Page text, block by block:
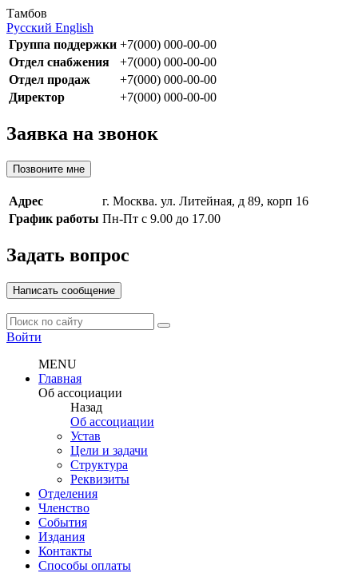
Тамбов
Русский English
Группа поддержки +7(000) 000-00-00
Отдел снабжения
+7(000) 000-00-00
Отдел продаж
+7(000) 000-00-00
Директор
+7(000) 000-00-00
Заявка на звонок
Позвоните мне
Адрес
г. Москва. ул. Литейная, д 89, корп 16
График работы Пн-Пт с 9.00 до 17.00
Задать вопрос
Написать сообщение
Войти
MENU
Главная
Об ассоциации
Назад
Об ассоциации
Устав
Цели и задачи
Структура
Реквизиты
Отделения
Членство
События
Издания
Контакты
Способы оплаты